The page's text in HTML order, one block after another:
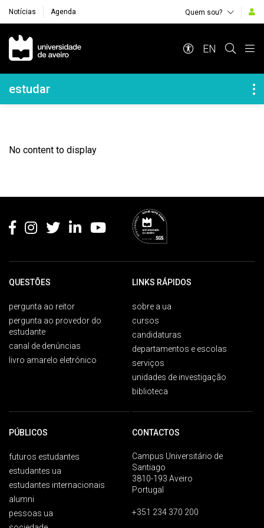
Notícias Agenda Quem sou?
Navegação Principal
EN
Navegação Lateral
estudar
No content to display
QUESTÕES
pergunta ao reitor
pergunta ao provedor do
estudante
canal de denúncias
livro amarelo eletrónico
LINKS RÁPIDOS
sobre a ua
cursos
candidaturas
departamentos e escolas
serviços
unidades de investigação
biblioteca
PÚBLICOS
futuros estudantes
estudantes ua
estudantes internacionais
alumni
pessoas ua
CONTACTOS
Campus Universitário de
Santiago
3810-193 Aveiro
Portugal
+351 234 370 200